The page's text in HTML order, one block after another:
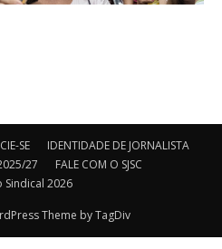
SE
IDENTIDADE DE JORNALISTA
27
FALE COM O SJSC
Sindical 2026
Theme by TagDiv